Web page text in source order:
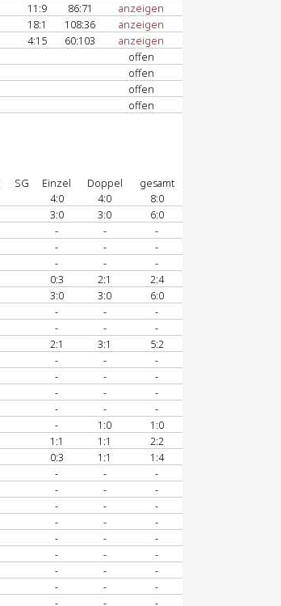
11:9 86:71
anzeigen
18:1 108:36
anzeigen
4:15 60:103
anzeigen
offen
offen
offen
offen
SG Einzel Doppel
gesamt
4:0 4:0
8:0
3:0 3:0
6:0
- -
-
- -
-
- -
-
0:3 2:1
2:4
3:0 3:0
6:0
- -
-
- -
-
2:1 3:1
5:2
- -
-
- -
-
- -
-
- -
-
- 1:0
1:0
1:1 1:1
2:2
0:3 1:1
1:4
- -
-
- -
-
- -
-
- -
-
- -
-
- -
-
- -
-
- -
-
- - -